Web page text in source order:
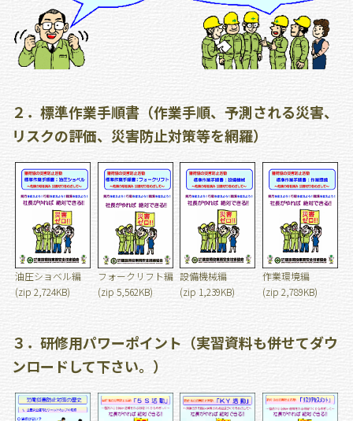
２．標準作業手順書（作業手順、予測される災害、
リスクの評価、災害防止対策等を網羅）
油圧ショベル編
(zip 2,724KB)
フォークリフト編
(zip 5,562KB)
設備機械編
(zip 1,239KB)
作業環境編
(zip 2,789KB)
３．研修用パワーポイント（実習資料も併せてダウ
ンロードして下さい。）